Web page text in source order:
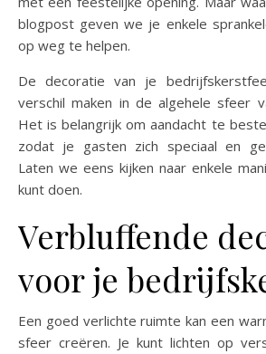
blogpost geven we je enkele
op weg te helpen.
De decoratie van je
verschil maken in de algehele sfeer
Het is belangrijk om aandacht te
zodat je gasten zich speciaal en
Laten we eens kijken naar enkele
kunt doen.
Verbluffende
voor je
Een goed verlichte ruimte kan een
sfeer creëren. Je kunt lichten op